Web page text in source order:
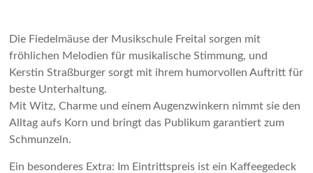
Die Fiedelmäuse der Musikschule Freital sorgen mit
fröhlichen Melodien für musikalische Stimmung, und
Kerstin Straßburger sorgt mit ihrem humorvollen Auftritt für
beste Unterhaltung.
Mit Witz, Charme und einem Augenzwinkern nimmt sie den
Alltag aufs Korn und bringt das Publikum garantiert zum
Schmunzeln.
Ein besonderes Extra: Im Eintrittspreis ist ein Kaffeegedeck